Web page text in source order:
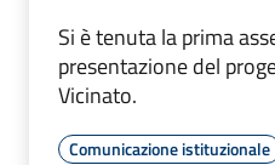
Si è tenuta la prima
presentazione del
Vicinato.
Comunicazione istituzionale